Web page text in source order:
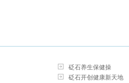
砭石养生保健操
砭石开创健康新天地